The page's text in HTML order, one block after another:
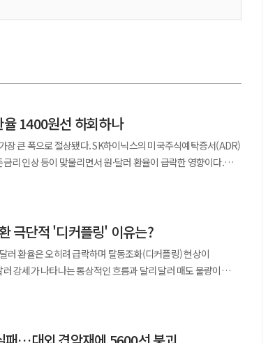
1400원선 하회하나
장 큰 폭으로 절상됐다. SK하이닉스의 미국주식예탁증서(ADR)
리 인상 등이 맞물리면서 원·달러 환율이 급락한 영향이다.
따르면 지난달 31일 오후
. 특히 마지막 주에는 42.6원 하락하며 2022년 11월 이후 약
상승해 주요 20개국(G20) 통화 가운데 상승폭이 가장 컸다.
으로 보고 있다. SK하이닉스 ADR 발행 자금과 수출기업의
크게
극단적 '디커플링' 이유는?
러 환율은 오히려 급락하며 탈동조화(디커플링) 현상이
강세가 나타나는 통상적인 흐름과 달리 달러 매도 물량이
후 가장 낮은 수준이다. 이처럼 주가와 환율이